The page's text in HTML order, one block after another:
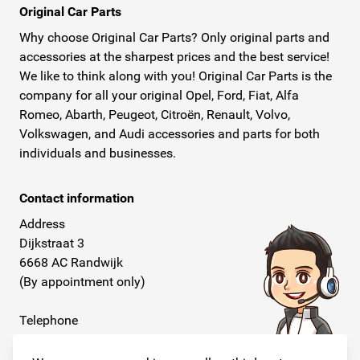
pakketten worden snel en verzekerd naar u verstuurd.
PostNL bezorgt ook op zaterdag en hanteert ruime
bezorgtijden en een uitgebreide service.Original Car Parts
is uw digitale dealer waar u snel, eenvoudig, tegen
scherpe prijzen en de beste kwaliteit al uw originele Opel
onderdelen online koopt!
Original Car Parts
Why choose Original Car Parts? Only original parts and
accessories at the sharpest prices and the best service!
We like to think along with you! Original Car Parts is the
company for all your original Opel, Ford, Fiat, Alfa
Romeo, Abarth, Peugeot, Citroën, Renault, Volvo,
Volkswagen, and Audi accessories and parts for both
individuals and businesses.
Contact information
Address
Dijkstraat 3
6668 AC Randwijk
(By appointment only)
Telephone